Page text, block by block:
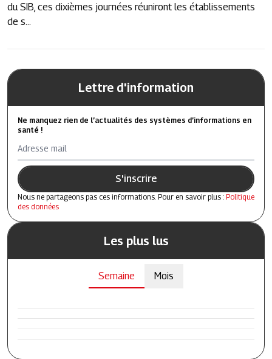
du SIB, ces dixièmes journées réuniront les établissements
de s...
Lettre d'information
Ne manquez rien de l’actualités des systèmes d’informations en
santé !
Adresse mail
S'inscrire
Nous ne partageons pas ces informations. Pour en savoir plus : Politique
des données
Les plus lus
Semaine Mois